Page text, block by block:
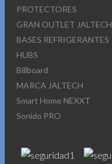
PROTECTORES
GRAN OUTLET JALTECH
BASES REFRIGERANTES
HUBS
Billboard
MARCA JALTECH
Smart Home NEXXT
Sonido PRO